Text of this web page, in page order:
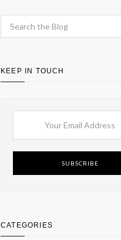
KEEP IN TOUCH
SUBSCRIBE
CATEGORIES